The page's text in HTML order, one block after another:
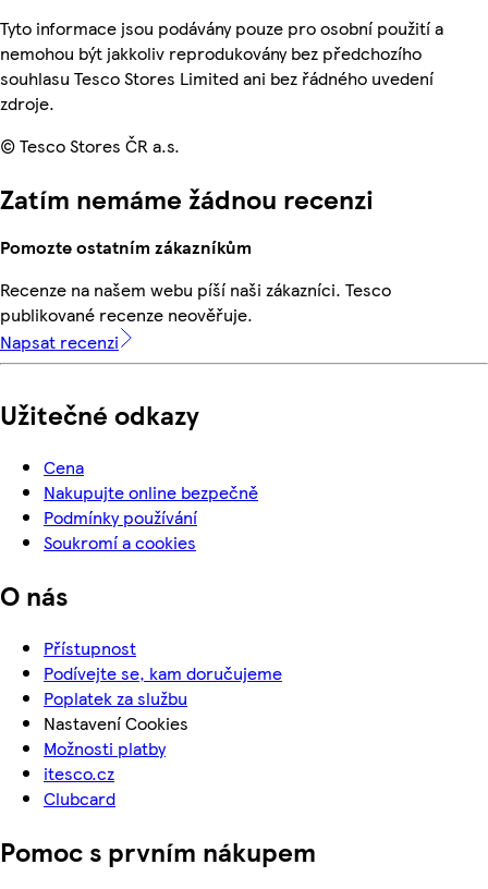
Tyto informace jsou podávány pouze pro osobní použití a
nemohou být jakkoliv reprodukovány bez předchozího
souhlasu Tesco Stores Limited ani bez řádného uvedení
zdroje.
© Tesco Stores ČR a.s.
Zatím nemáme žádnou recenzi
Pomozte ostatním zákazníkům
Recenze na našem webu píší naši zákazníci. Tesco
publikované recenze neověřuje.
Napsat recenzi
Užitečné odkazy
Cena
Nakupujte online bezpečně
Podmínky používání
Soukromí a cookies
O nás
Přístupnost
Podívejte se, kam doručujeme
Poplatek za službu
Nastavení Cookies
Možnosti platby
itesco.cz
Clubcard
Pomoc s prvním nákupem